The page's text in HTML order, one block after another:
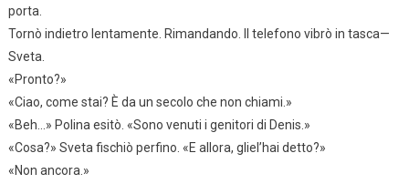
porta.
Tornò indietro lentamente. Rimandando. Il telefono vibrò in tasca—
Sveta.
«Pronto?»
«Ciao, come stai? È da un secolo che non chiami.»
«Beh…» Polina esitò. «Sono venuti i genitori di Denis.»
«Cosa?» Sveta fischiò perfino. «E allora, gliel’hai detto?»
«Non ancora.»